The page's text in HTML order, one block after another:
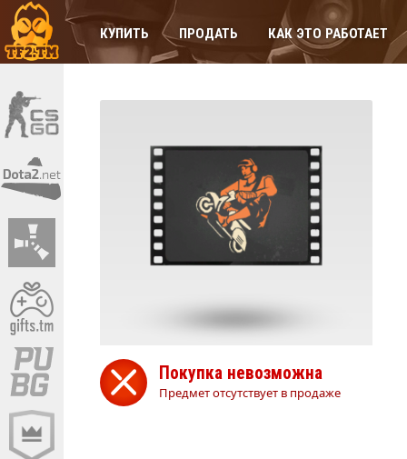
КУПИТЬ ПРОДАТЬ КАК ЭТО РАБОТАЕТ
Покупка невозможна
Предмет отсутствует в продаже